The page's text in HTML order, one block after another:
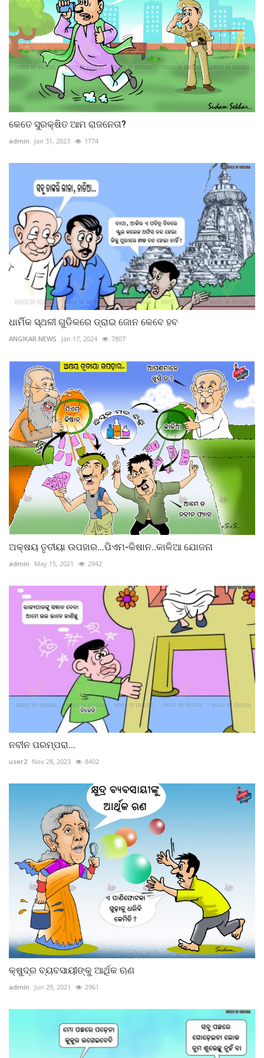
କେତେ ସୁରକ୍ଷିତ ଆମ ରାଜନେତା?
admin Jan 31, 2023 1774
ଧାର୍ମିକ ସ୍ଥଳୀ ଗୁଡିକରେ ଡ୍ରାଇ ଜୋନ କେବେ ହବ
ANGIKAR NEWS Jan 17, 2024 7807
ଅକ୍ଷୟ ତୃତୀୟା ଉପହାର...ପିଏମ-କିଷାନ..କାଳିଆ ଯୋଜନା
admin May 15, 2021 2942
ନବୀନ ପରମ୍ପରା...
user2 Nov 28, 2023 8402
କ୍ଷୁଦ୍ର ବ୍ୟବସାୟୀଙ୍କୁ ଆର୍ଥିକ ଋଣ
admin Jun 29, 2021 2961